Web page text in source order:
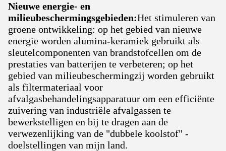
Nieuwe energie- en
milieubeschermingsgebieden:Het stimuleren van
groene ontwikkeling: op het gebied van nieuwe
energie worden alumina-keramiek gebruikt als
sleutelcomponenten van brandstofcellen om de
prestaties van batterijen te verbeteren; op het
gebied van milieubeschermingzij worden gebruikt
als filtermateriaal voor
afvalgasbehandelingsapparatuur om een efficiënte
zuivering van industriële afvalgassen te
bewerkstelligen en bij te dragen aan de
verwezenlijking van de "dubbele koolstof" -
doelstellingen van mijn land.